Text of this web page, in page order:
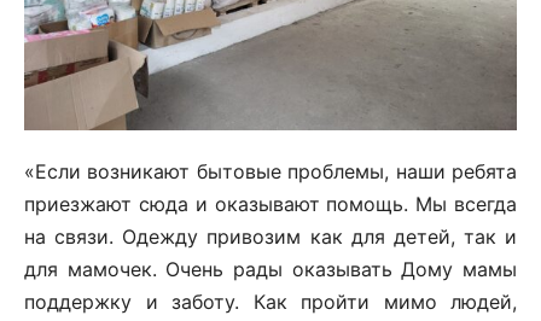
«Если возникают бытовые проблемы, наши ребята
приезжают сюда и оказывают помощь. Мы всегда
на связи. Одежду привозим как для детей, так и
для мамочек. Очень рады оказывать Дому мамы
поддержку и заботу. Как пройти мимо людей,